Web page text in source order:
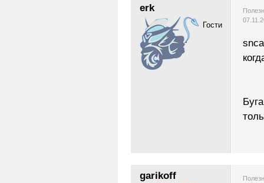
erk
Гости
garikoff